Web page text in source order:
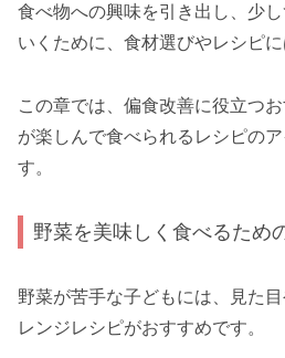
食べ物への興味を引き出し、少
いくために、食材選びやレシピに
この章では、偏食改善に役立つ
が楽しんで食べられるレシピの
す。
野菜を美味しく食べるため
野菜が苦手な子どもには、見た
レンジレシピがおすすめです。